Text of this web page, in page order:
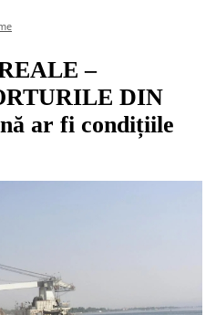
–
DIN
ar fi condițiile